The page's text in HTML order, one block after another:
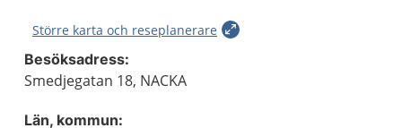
Större karta och reseplanerare
Besöksadress:
Smedjegatan 18, NACKA
Län, kommun: